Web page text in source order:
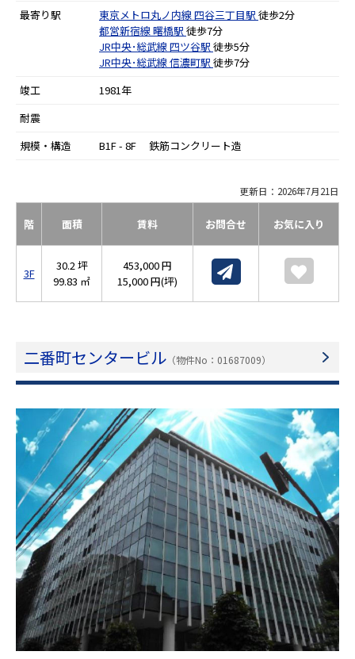
最寄り駅
東京メトロ丸ノ内線四谷三丁目駅 徒歩2分
都営新宿線曙橋駅 徒歩7分
JR中央･総武線四ツ谷駅 徒歩5分
JR中央･総武線信濃町駅 徒歩7分
竣工
1981年
耐震
規模・構造
B1F - 8F 鉄筋コンクリート造
更新日：2026年7月21日
階 面積 賃料 お問合せ お気に入り
3F
30.2 坪
99.83 ㎡
453,000 円
15,000 円(坪)
二番町センタービル （物件No：01687009）